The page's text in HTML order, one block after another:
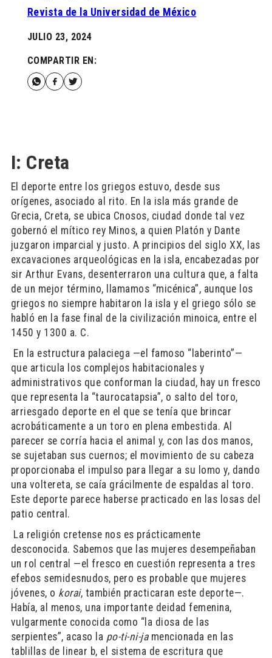
Revista de la Universidad de México
JULIO 23, 2024
COMPARTIR EN:
I: Creta
El deporte entre los griegos estuvo, desde sus
orígenes, asociado al rito. En la isla más grande de
Grecia, Creta, se ubica Cnosos, ciudad donde tal vez
gobernó el mítico rey Minos, a quien Platón y Dante
juzgaron imparcial y justo. A principios del siglo XX, las
excavaciones arqueológicas en la isla, encabezadas por
sir Arthur Evans, desenterraron una cultura que, a falta
de un mejor término, llamamos “micénica”, aunque los
griegos no siempre habitaron la isla y el griego sólo se
habló en la fase final de la civilización minoica, entre el
1450 y 1300 a. C.
​ En la estructura palaciega —el famoso “laberinto”—
que articula los complejos habitacionales y
administrativos que conforman la ciudad, hay un fresco
que representa la “taurocatapsia”, o salto del toro,
arriesgado deporte en el que se tenía que brincar
acrobáticamente a un toro en plena embestida. Al
parecer se corría hacia el animal y, con las dos manos,
se sujetaban sus cuernos; el movimiento de su cabeza
proporcionaba el impulso para llegar a su lomo y, dando
una voltereta, se caía grácilmente de espaldas al toro.
Este deporte parece haberse practicado en las losas del
patio central.
​ La religión cretense nos es prácticamente
desconocida. Sabemos que las mujeres desempeñaban
un rol central —el fresco en cuestión representa a tres
efebos semidesnudos, pero es probable que mujeres
jóvenes, o korai, también practicaran este deporte—.
Había, al menos, una importante deidad femenina,
vulgarmente conocida como “la diosa de las
serpientes”, acaso la po-ti-ni-jamencionada en las
tablillas de linear b, el sistema de escritura que